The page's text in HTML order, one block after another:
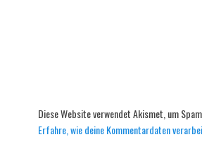
Diese Website verwendet Akismet, um
Erfahre, wie deine Kommentardaten